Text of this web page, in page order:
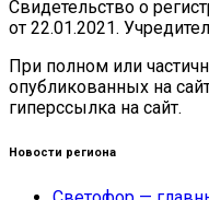
Свидетельство о
от 22.01.2021.
При полном или
опубликованных на
гиперссылка на сайт.
Новости региона